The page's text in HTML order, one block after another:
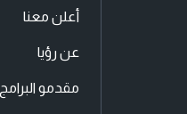
أعلن معنا
عن رؤيا
مقدمو البرامج